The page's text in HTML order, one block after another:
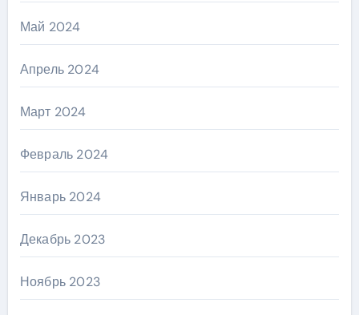
Май 2024
Апрель 2024
Март 2024
Февраль 2024
Январь 2024
Декабрь 2023
Ноябрь 2023